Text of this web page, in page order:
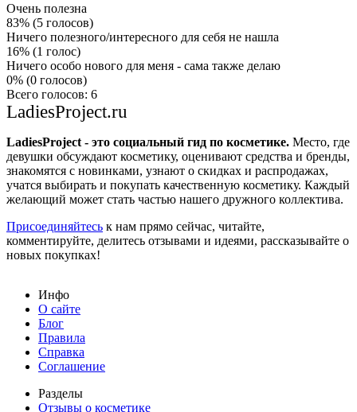
Очень полезна
83% (5 голосов)
Ничего полезного/интересного для себя не нашла
16% (1 голос)
Ничего особо нового для меня - сама также делаю
0% (0 голосов)
Всего голосов: 6
LadiesProject.ru
LadiesProject - это социальный гид по косметике. Место, где
девушки обсуждают косметику, оценивают средства и бренды,
знакомятся с новинками, узнают о скидках и распродажах,
учатся выбирать и покупать качественную косметику. Каждый
желающий может стать частью нашего дружного коллектива.
Присоединяйтесь к нам прямо сейчас, читайте,
комментируйте, делитесь отзывами и идеями, рассказывайте о
новых покупках!
Инфо
О сайте
Блог
Правила
Справка
Соглашение
Разделы
Отзывы о косметике